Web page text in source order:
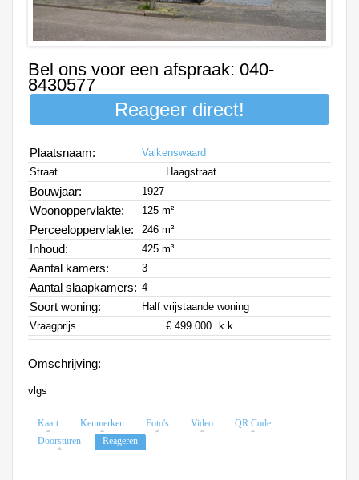
Bel ons voor een afspraak: 040-
8430577
Reageer direct!
Plaatsnaam:
Valkenswaard
Straat
Haagstraat
Bouwjaar: 1927
Woonoppervlakte: 125 m²
Perceeloppervlakte: 246 m²
Inhoud: 425 m³
Aantal kamers: 3
Aantal slaapkamers: 4
Soort woning:
Half vrijstaande woning
Vraagprijs
€ 499.000 k.k.
Omschrijving:
vlgs
Kaart Kenmerken Foto's Video
QR Code
Doorsturen
Reageren